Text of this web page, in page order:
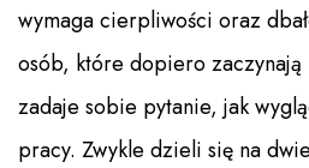
wymaga cierpliwości oraz
osób, które dopiero zaczynają
zadaje sobie pytanie, jak
pracy. Zwykle dzieli się na